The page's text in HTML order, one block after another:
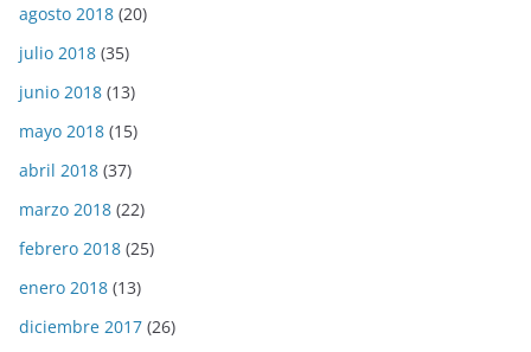
agosto 2018 (20)
julio 2018 (35)
junio 2018 (13)
mayo 2018 (15)
abril 2018 (37)
marzo 2018 (22)
febrero 2018 (25)
enero 2018 (13)
diciembre 2017 (26)